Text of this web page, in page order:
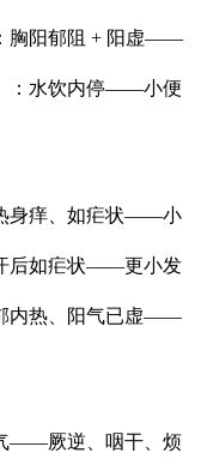
胸阳郁阻 + 阳虚——
：水饮内停——小便
身痒、如疟状——小
后如疟状——更小发
内热、阳气已虚——
——厥逆、咽干、烦